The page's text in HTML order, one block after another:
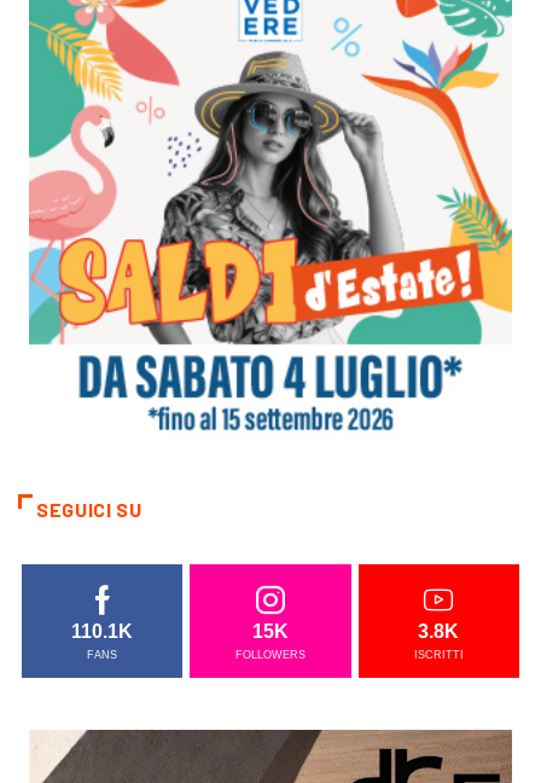
SEGUICI SU
110.1K
FANS
15K
FOLLOWERS
3.8K
ISCRITTI